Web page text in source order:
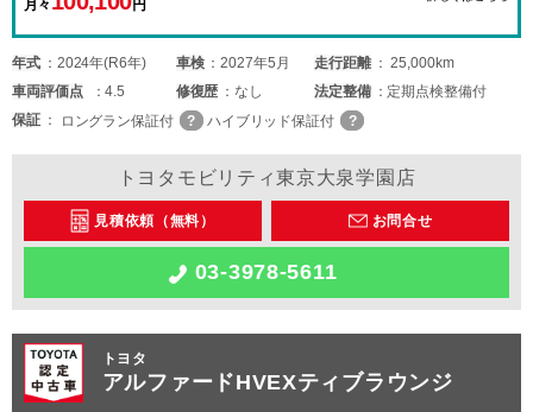
月々 円
年式 2024年(R6年) 車検 2027年5月 走行距離
25,000km
車両評価点 4.5 修復歴 なし 法定整備
定期点検整備付
保証
ロングラン保証付 ハイブリッド保証付
トヨタモビリティ東京大泉学園店
見積依頼（無料） お問合せ
03-3978-5611
トヨタ
アルファードHVEXティブラウンジ